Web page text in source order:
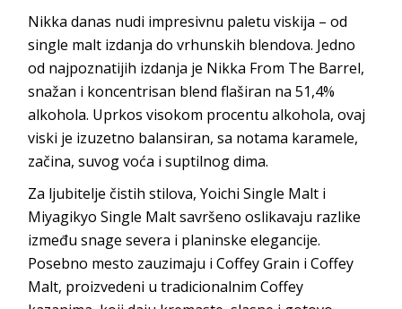
Nikka danas nudi impresivnu paletu viskija – od
single malt izdanja do vrhunskih blendova. Jedno
od najpoznatijih izdanja je Nikka From The Barrel,
snažan i koncentrisan blend flaširan na 51,4%
alkohola. Uprkos visokom procentu alkohola, ovaj
viski je izuzetno balansiran, sa notama karamele,
začina, suvog voća i suptilnog dima.
Za ljubitelje čistih stilova, Yoichi Single Malt i
Miyagikyo Single Malt savršeno oslikavaju razlike
između snage severa i planinske elegancije.
Posebno mesto zauzimaju i Coffey Grain i Coffey
Malt, proizvedeni u tradicionalnim Coffey